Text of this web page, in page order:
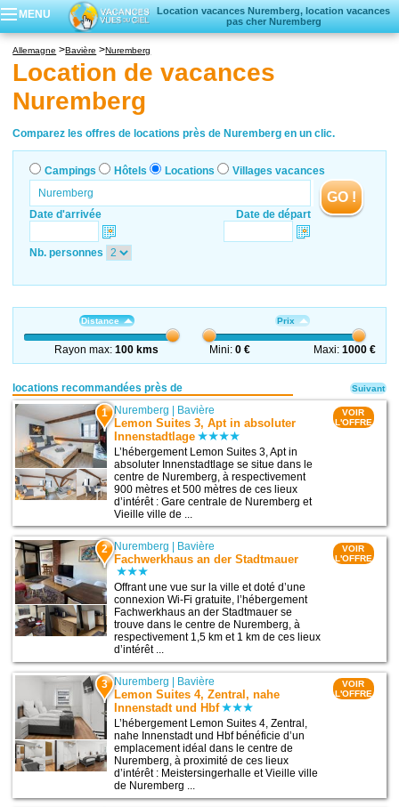
MENU
Location vacances Nuremberg, location vacances
pas cher Nuremberg
Locations vacances
Allemagne Bavière Nuremberg
Location de vacances
Nuremberg
Comparez les offres de locations près de Nuremberg en un clic.
Campings Hôtels Locations Villages vacances
Date d'arrivée Date de départ
GO !
Nb. personnes
Distance
Rayon max:100 kms
Prix
Mini:0 € Maxi: 1000 €
locations recommandées près de
1 Nuremberg | Bavière
Lemon Suites 3, Apt in absoluter
Innenstadtlage
L’hébergement Lemon Suites 3, Apt in
absoluter Innenstadtlage se situe dans le
centre de Nuremberg, à respectivement
900 mètres et 500 mètres de ces lieux
d’intérêt : Gare centrale de Nuremberg et
Vieille ville de ...
VOIR
L'OFFRE
2 Nuremberg Bavière
Fachwerkhaus an der Stadtmauer
Offrant une vue sur la ville et doté d’une
connexion Wi-Fi gratuite, l’hébergement
Fachwerkhaus an der Stadtmauer se
trouve dans le centre de Nuremberg, à
respectivement 1,5 km et 1 km de ces lieux
d’intérêt ...
VOIR
L'OFFRE
3 Nuremberg Bavière
Lemon Suites 4, Zentral, nahe
Innenstadt und Hbf
L’hébergement Lemon Suites 4, Zentral,
nahe Innenstadt und Hbf bénéficie d’un
emplacement idéal dans le centre de
Nuremberg, à proximité de ces lieux
d’intérêt : Meistersingerhalle et Vieille ville
de Nuremberg ...
VOIR
L'OFFRE
Suivant